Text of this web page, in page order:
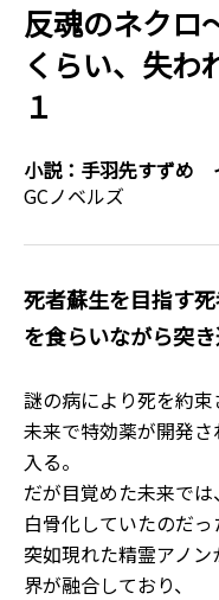
反魂のネクロ
くらい、失わ
１
小説： 手羽先すずめ
GCノベルズ
死者蘇生を目指す
を食らいながら突
謎の病により死を約束
未来で特効薬が開発
入る。
だが目覚めた未来で
白骨化していたのだっ
突如現れた精霊アノ
界が融合しており、